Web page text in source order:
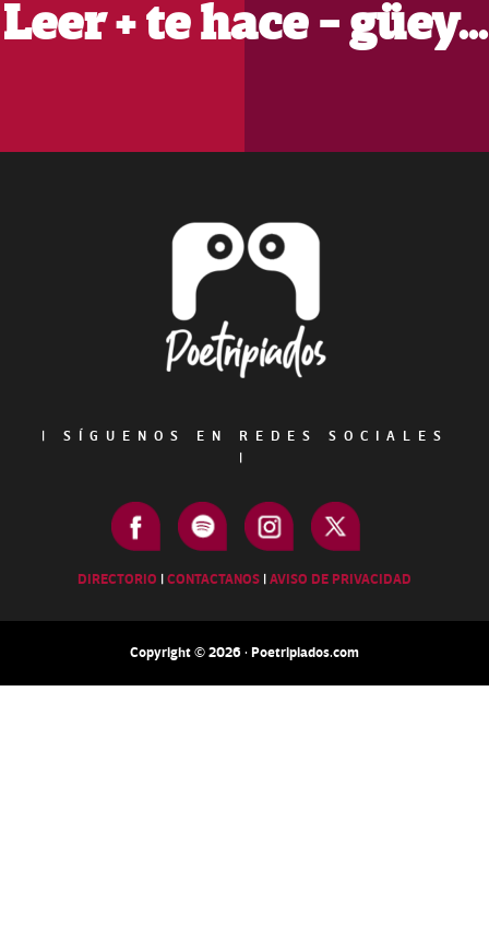
Leer + te hace - güey…
|
SÍGUENOS EN REDES SOCIALES
|
DIRECTORIO |CONTACTANOS |AVISO DE PRIVACIDAD
Copyright © 2026 · Poetripiados.com